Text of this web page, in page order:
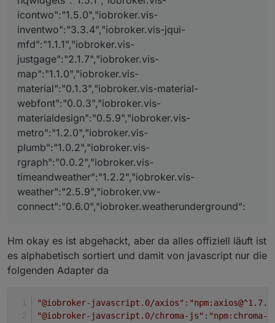
icontwo":"1.5.0","iobroker.vis-
inventwo":"3.3.4","iobroker.vis-jqui-
mfd":"1.1.1","iobroker.vis-
justgage":"2.1.7","iobroker.vis-
map":"1.1.0","iobroker.vis-
material":"0.1.3","iobroker.vis-material-
webfont":"0.0.3","iobroker.vis-
materialdesign":"0.5.9","iobroker.vis-
metro":"1.2.0","iobroker.vis-
plumb":"1.0.2","iobroker.vis-
rgraph":"0.0.2","iobroker.vis-
timeandweather":"1.2.2","iobroker.vis-
weather":"2.5.9","iobroker.vw-
connect":"0.6.0","iobroker.weatherunderground":
Hm okay es ist abgehackt, aber da alles offiziell läuft ist
es alphabetisch sortiert und damit von javascript nur die
folgenden Adapter da
"@iobroker-javascript.0/axios" :
"@iobroker-javascript.0/chroma-js" : "npm:chroma-